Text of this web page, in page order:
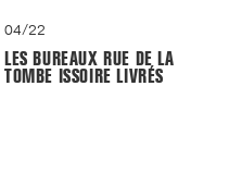
04/22
LES BUREAUX RUE DE LA
TOMBE ISSOIRE LIVRÉS